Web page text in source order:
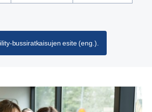
bussiratkaisujen esite (eng.).